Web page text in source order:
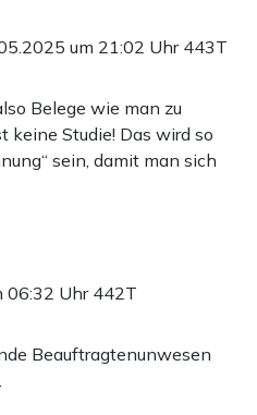
um 21:02 Uhr 443T
Belege wie man zu
keine Studie! Das wird so
sein, damit man sich
06:32 Uhr 442T
Beauftragtenunwesen